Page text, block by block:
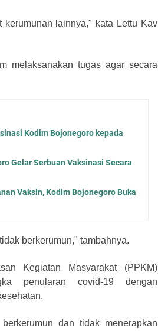
kerumunan lainnya," kata Lettu Kav
melaksanakan tugas agar secara
Kodim Bojonegoro kepada
Gelar Serbuan Vaksinasi Secara
Vaksin, Kodim Bojonegoro Buka
berkerumun," tambahnya.
Kegiatan Masyarakat (PPKM)
penularan covid-19 dengan
dan tidak menerapkan